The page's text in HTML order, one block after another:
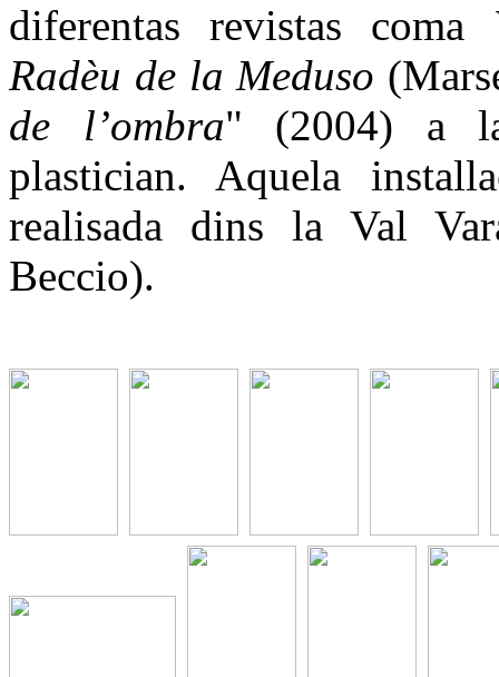
diferentas revistas coma
Radèu de la Meduso
de l’ombra" (2004) a
plastician. Aquela
realisada dins la Val
Beccio).